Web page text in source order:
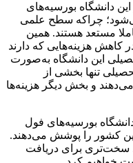
دانشگاه بورسیه‌های
چراکه سطح علمی
مستعد هستند. همین
کاهش هزینه‌هایی که دارند
این دانشگاه به‌صورت
تنها بخشی از
و بخش دیگر هزینه‌ها
بورسیه‌های فول
کشور را پوشش می‌دهند.
سخت‌تری برای دریافت